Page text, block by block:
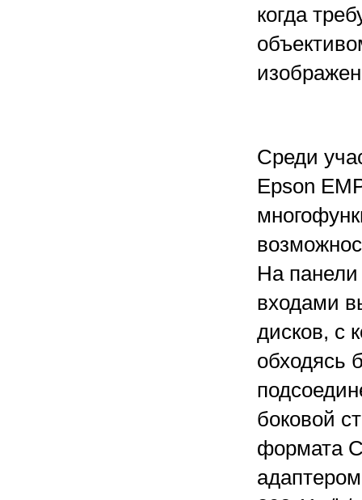
когда
Среди
Epson
На
входами
дисков, с
обходясь
боковой
формата